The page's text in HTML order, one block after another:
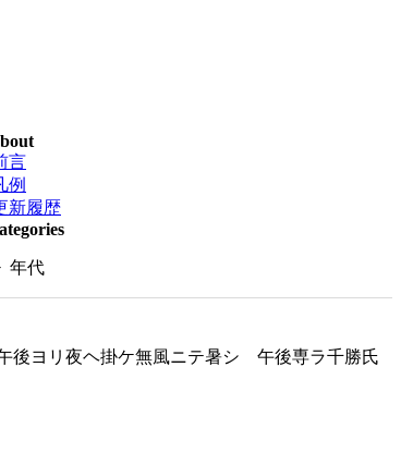
言
例
新履歴
年代
ヨリ夜ヘ掛ケ無風ニテ暑シ 午後専ラ千勝氏